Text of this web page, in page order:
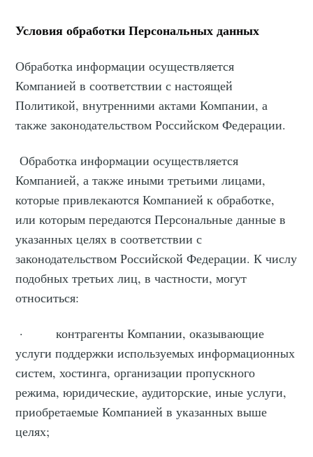
Условия обработки Персональных данных
Обработка информации осуществляется
Компанией в соответствии с настоящей
Политикой, внутренними актами Компании, а
также законодательством Российском Федерации.
Обработка информации осуществляется
Компанией, а также иными третьими лицами,
которые привлекаются Компанией к обработке,
или которым передаются Персональные данные в
указанных целях в соответствии с
законодательством Российской Федерации. К числу
подобных третьих лиц, в частности, могут
относиться:
· контрагенты Компании, оказывающие
услуги поддержки используемых информационных
систем, хостинга, организации пропускного
режима, юридические, аудиторские, иные услуги,
приобретаемые Компанией в указанных выше
целях;